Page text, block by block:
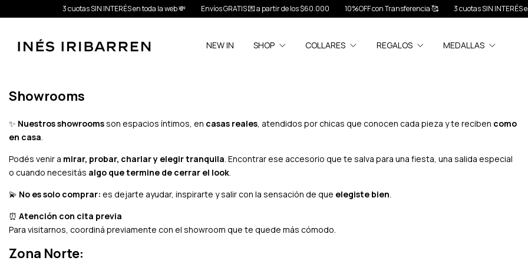
3 cuotas SIN INTERÉS en toda la web 💸 Envíos GRATIS 💌 a partir de los $60.000 10%OFF con Transferencia 🥰 3 cuotas SIN INTERÉS en
NEW IN SHOP COLLARES REGALOS MEDALLAS
Showrooms
✨ Nuestros showroomsson espacios íntimos, en casas reales, atendidos por chicas que conocen cada pieza y te reciben como
en casa.
Podés venir a mirar, probar, charlar y elegir tranquila. Encontrar ese accesorio que te salva para una fiesta, una salida especial
o cuando necesitás algo que termine de cerrar el look.
💫 No es solo comprar: es dejarte ayudar, inspirarte y salir con la sensación de que elegiste bien.
⏰ Atención con cita previa
Para visitarnos, coordiná previamente con el showroom que te quede más cómodo.
Zona Norte: